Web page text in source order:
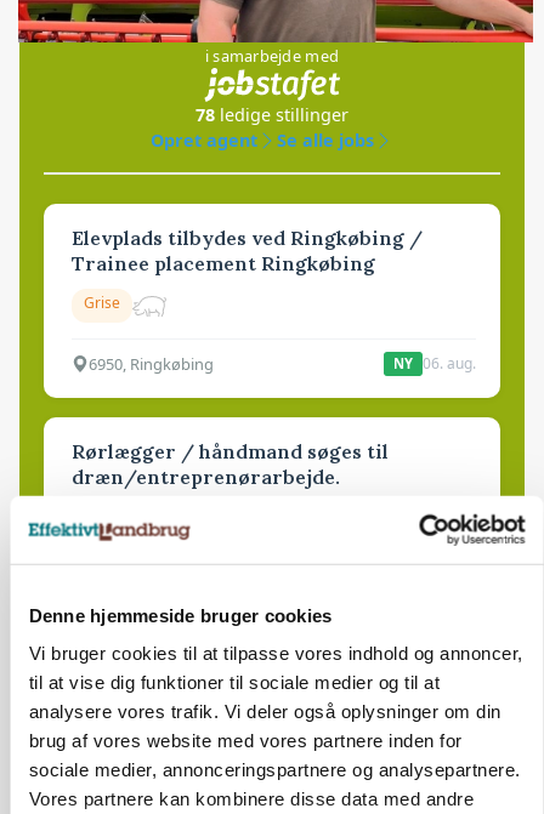
Denne hjemmeside bruger cookies
Vi bruger cookies til at tilpasse vores indhold og annoncer,
til at vise dig funktioner til sociale medier og til at
analysere vores trafik. Vi deler også oplysninger om din
brug af vores website med vores partnere inden for
sociale medier, annonceringspartnere og analysepartnere.
Vores partnere kan kombinere disse data med andre
Jobs
i samarbejde med
78 ledige stillinger
Opret agent
Se alle jobs
Elevplads tilbydes ved Ringkøbing /
Trainee placement Ringkøbing
Grise
6950, Ringkøbing NY 06. aug.
Rørlægger / håndmand søges til
dræn/entreprenørarbejde.
Lastbilchauffør søges til Henrik Haves
Maskinstation
Godstransport
4700, Næstved 03. aug.